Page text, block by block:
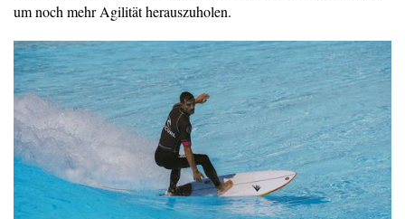
um noch mehr Agilität herauszuholen.